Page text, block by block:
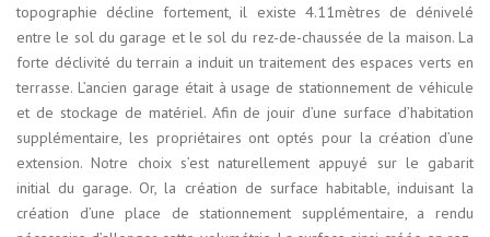
topographie décline fortement, il existe 4.11mètres de dénivelé
entre le sol du garage et le sol du rez-de-chaussée de la maison. La
forte déclivité du terrain a induit un traitement des espaces verts en
terrasse. L’ancien garage était à usage de stationnement de véhicule
et de stockage de matériel. Afin de jouir d’une surface d’habitation
supplémentaire, les propriétaires ont optés pour la création d’une
extension. Notre choix s’est naturellement appuyé sur le gabarit
initial du garage. Or, la création de surface habitable, induisant la
création d’une place de stationnement supplémentaire, a rendu